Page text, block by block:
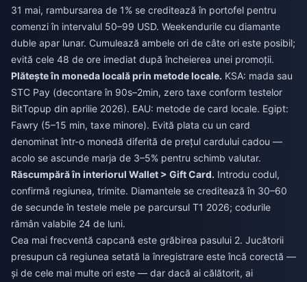
31 mai, rambursarea de 1% se creditează în portofel pentru
comenzi în intervalul 50–99 USD. Weekendurile cu diamante
duble apar lunar. Cumulează ambele ori de câte ori este posibil;
evită cele 48 de ore imediat după încheierea unei promoții.
Plătește în moneda locală prin metode locale. KSA: mada sau
STC Pay (decontare în 90s–2min, zero taxe conform testelor
BitTopup din aprilie 2026). EAU: metode de card locale. Egipt:
Fawry (5–15 min, taxe minore). Evită plata cu un card
denominat într-o monedă diferită de prețul cardului cadou —
acolo se ascunde marja de 3–5% pentru schimb valutar.
Răscumpără în interiorul Wallet > Gift Card. Introdu codul,
confirmă regiunea, trimite. Diamantele se creditează în 30–60
de secunde în testele mele pe parcursul T1 2026; codurile
rămân valabile 24 de luni.
Cea mai frecventă capcană este grăbirea pasului 2. Jucătorii
presupun că regiunea setată la înregistrare este încă corectă —
și de cele mai multe ori este — dar dacă ai călătorit, ai